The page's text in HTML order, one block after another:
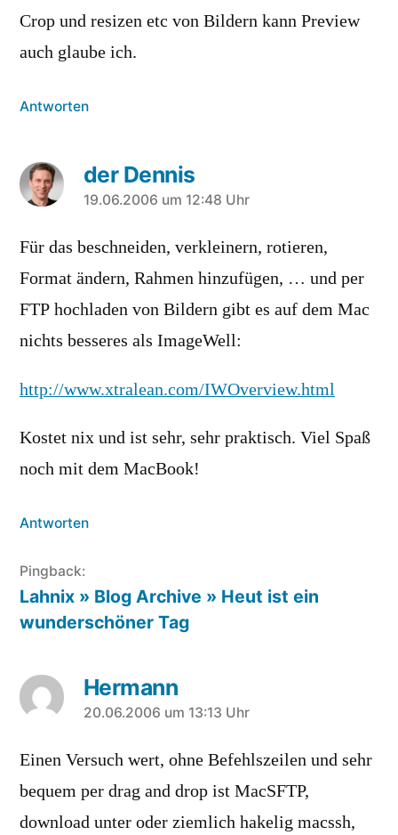
Crop und resizen etc von Bildern kann Preview
auch glaube ich.
Antworten
der Dennis
sagt:
19.06.2006 um 12:48 Uhr
Für das beschneiden, verkleinern, rotieren,
Format ändern, Rahmen hinzufügen, … und per
FTP hochladen von Bildern gibt es auf dem Mac
nichts besseres als ImageWell:
http://www.xtralean.com/IWOverview.html
Kostet nix und ist sehr, sehr praktisch. Viel Spaß
noch mit dem MacBook!
Antworten
Pingback:
Lahnix » Blog Archive » Heut ist ein
wunderschöner Tag
Hermann
sagt:
20.06.2006 um 13:13 Uhr
Einen Versuch wert, ohne Befehlszeilen und sehr
bequem per drag and drop ist MacSFTP,
download unter oder ziemlich hakelig macssh,